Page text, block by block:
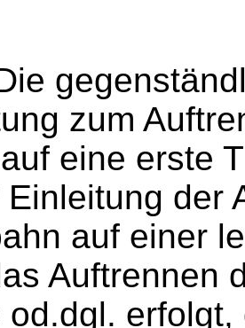
zum
eine erste
Einleitung der
auf einer
Auftrennen
od.dgl.